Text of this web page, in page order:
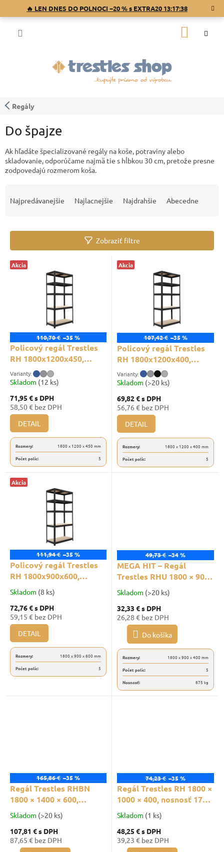
🔥 LEN DNES DO POLNOCI −20 % s EXTRA20 13:17:37
Regály
Do špajze
Ak hľadáte špecializované regály na koše, potraviny alebo
skladovanie, odporúčame najmä tie s hĺbkou 30 cm, pretože presne
zodpovedajú rozmerom koša.
p
o
Najpredávanejšie Najlacnejšie Najdrahšie Abecedne
Zobraziť filtre
VAkcia
110,70 € –35 %
Policový regál Trestles
RH 1800x1200x450,
nosnosť 1750 kg, 5 políc
Skladom (12 ks)
71,95 €s DPH
58,50 € bez DPH
DETAIL
Rozmery:
1800 x 1200 x 450 mm
Počet políc:
5
Akcia
107,42 € –35 %
Policový regál Trestles
RH 1800x1200x400,
nosnosť 1750 kg, 5 políc
Skladom (>20 ks)
69,82 €s DPH
56,76 € bez DPH
DETAIL
Rozmery:
1800 x 1200 x 400 mm
Počet políc:
5
Akcia
111,94 € –35 %
Policový regál Trestles
RH 1800x900x600,
nosnosť 1750 kg, 5 políc
Skladom (8 ks)
72,76 €s DPH
59,15 € bez DPH
DETAIL
Rozmery:
1800 x 900 x 600 mm
Počet políc:
5
49,73 € –34 %
MEGA HIT – Regál
Trestles RHU 1800 × 900
× 400, nosnosť 875 kg, 5
políc, čierny
Skladom (>20 ks)
32,33 €s DPH
26,28 € bez DPH
Do košíka
Rozmery:
1800 x 900 x 400 mm
Počet políc:
5
Nosnosť:
875 kg
165,86 € –35 %
Regál Trestles RHBN
1800 × 1400 × 600,
nosnosť 1800 kg, 4
police, oranžovo-modrý
Skladom (>20 ks)
107,81 €s DPH
87,65 € bez DPH
74,23 € –35 %
Regál Trestles RH 1800 ×
1000 × 400, nosnosť 1750
kg, 5 políc, pozinkovaný
Skladom (1 ks)
48,25 €s DPH
39,23 € bez DPH